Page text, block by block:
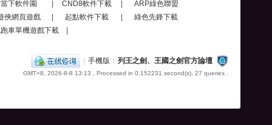
當下軟件園
CND8軟件下載
ARP綠色聯盟
俠網頁遊戲
起點軟件下載
綠色先鋒下載
車單機遊戲下載|
| 手機版 | 列王之劍、王國之劍官方論壇
GMT+8, 2026-8-8 13:13 , Processed in 0.152231 second(s), 27 queries .